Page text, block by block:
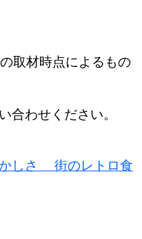
取材時点によるもの
わせください。
かしさ 街のレトロ食